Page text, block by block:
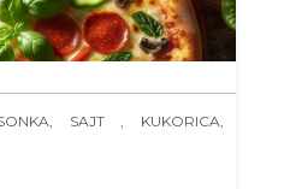
SAJT , KUKORICA,